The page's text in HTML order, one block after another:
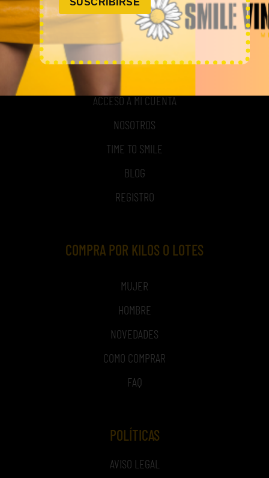
MI CUENTA
ACCESO A MI CUENTA
NOSOTROS
TIME TO SMILE
BLOG
REGISTRO
COMPRA POR KILOS O LOTES
MUJER
HOMBRE
NOVEDADES
COMO COMPRAR
FAQ
POLÍTICAS
AVISO LEGAL